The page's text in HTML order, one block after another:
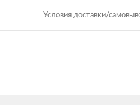
Условия доставки/